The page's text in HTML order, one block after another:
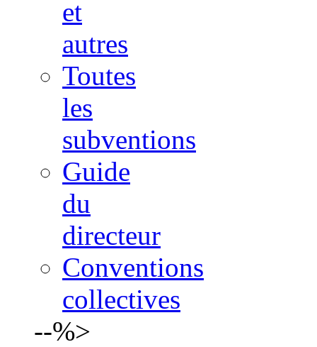
et
autres
Toutes
les
subventions
Guide
du
directeur
Conventions
collectives
--%>